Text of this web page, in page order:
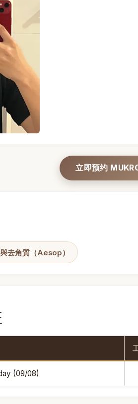
立即预约
去角質（Aesop）
(09/08)